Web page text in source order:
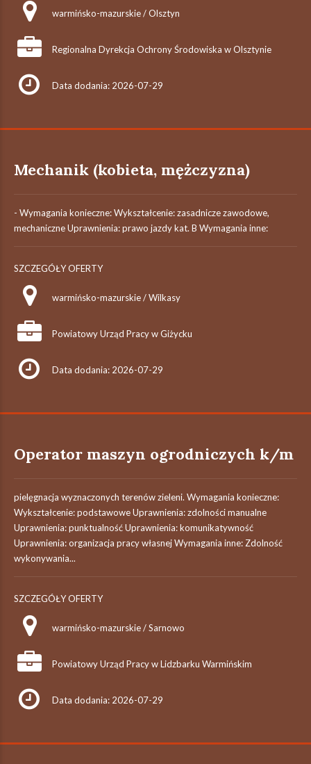
warmińsko-mazurskie / Olsztyn
Regionalna Dyrekcja Ochrony Środowiska w Olsztynie
Data dodania: 2026-07-29
Mechanik (kobieta, mężczyzna)
- Wymagania konieczne: Wykształcenie: zasadnicze zawodowe,
mechaniczne Uprawnienia: prawo jazdy kat. B Wymagania inne:
SZCZEGÓŁY OFERTY
warmińsko-mazurskie / Wilkasy
Powiatowy Urząd Pracy w Giżycku
Data dodania: 2026-07-29
Operator maszyn ogrodniczych k/m
pielęgnacja wyznaczonych terenów zieleni. Wymagania konieczne:
Wykształcenie: podstawowe Uprawnienia: zdolności manualne
Uprawnienia: punktualność Uprawnienia: komunikatywność
Uprawnienia: organizacja pracy własnej Wymagania inne: Zdolność
wykonywania...
SZCZEGÓŁY OFERTY
warmińsko-mazurskie / Sarnowo
Powiatowy Urząd Pracy w Lidzbarku Warmińskim
Data dodania: 2026-07-29